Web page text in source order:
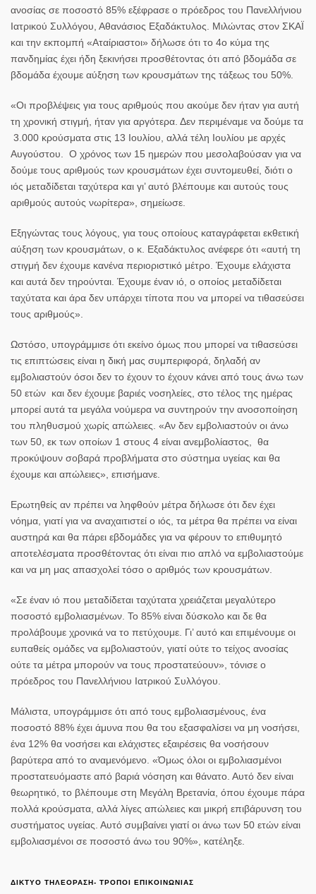
ανοσίας σε ποσοστό 85% εξέφρασε ο πρόεδρος του Πανελλήνιου
Ιατρικού Συλλόγου, Αθανάσιος Εξαδάκτυλος. Μιλώντας στον ΣΚΑΪ
και την εκπομπή «Αταίριαστοι» δήλωσε ότι το 4ο κύμα της
πανδημίας έχει ήδη ξεκινήσει προσθέτοντας ότι από βδομάδα σε
βδομάδα έχουμε αύξηση των κρουσμάτων της τάξεως του 50%.
«Οι προβλέψεις για τους αριθμούς που ακούμε δεν ήταν για αυτή
τη χρονική στιγμή, ήταν για αργότερα. Δεν περιμέναμε να δούμε τα
3.000 κρούσματα στις 13 Ιουλίου, αλλά τέλη Ιουλίου με αρχές
Αυγούστου . Ο χρόνος των 15 ημερών που μεσολαβούσαν για να
δούμε τους αριθμούς των κρουσμάτων έχει συντομευθεί, διότι ο
ιός μεταδίδεται ταχύτερα και γι’ αυτό βλέπουμε και αυτούς τους
αριθμούς αυτούς νωρίτερα», σημείωσε.
Εξηγώντας τους λόγους, για τους οποίους καταγράφεται εκθετική
αύξηση των κρουσμάτων, ο κ. Εξαδάκτυλος ανέφερε ότι «αυτή τη
στιγμή δεν έχουμε κανένα περιοριστικό μέτρο. Έχουμε ελάχιστα
και αυτά δεν τηρούνται. Έχουμε έναν ιό, ο οποίος μεταδίδεται
ταχύτατα και άρα δεν υπάρχει τίποτα που να μπορεί να τιθασεύσει
τους αριθμούς».
Ωστόσο, υπογράμμισε ότι εκείνο όμως που μπορεί να τιθασεύσει
τις επιπτώσεις είναι η δική μας συμπεριφορά, δηλαδή αν
εμβολιαστούν όσοι δεν το έχουν το έχουν κάνει από τους άνω των
50 ετών και δεν έχουμε βαριές νοσηλείες, στο τέλος της ημέρας
μπορεί αυτά τα μεγάλα νούμερα να συντηρούν την ανοσοποίηση
του πληθυσμού χωρίς απώλειες. «Αν δεν εμβολιαστούν οι άνω
των 50, εκ των οποίων 1 στους 4 είναι ανεμβολίαστος, θα
προκύψουν σοβαρά προβλήματα στο σύστημα υγείας και θα
έχουμε και απώλειες», επισήμανε.
Ερωτηθείς αν πρέπει να ληφθούν μέτρα δήλωσε ότι δεν έχει
νόημα, γιατί για να αναχαιτιστεί ο ιός, τα μέτρα θα πρέπει να είναι
αυστηρά και θα πάρει εβδομάδες για να φέρουν το επιθυμητό
αποτελέσματα προσθέτοντας ότι είναι πιο απλό να εμβολιαστούμε
και να μη μας απασχολεί τόσο ο αριθμός των κρουσμάτων.
«Σε έναν ιό που μεταδίδεται ταχύτατα χρειάζεται μεγαλύτερο
ποσοστό εμβολιασμένων . Το 85% είναι δύσκολο και δε θα
προλάβουμε χρονικά να το πετύχουμε. Γι’ αυτό και επιμένουμε οι
ευπαθείς ομάδες να εμβολιαστούν, γιατί ούτε το τείχος ανοσίας
ούτε τα μέτρα μπορούν να τους προστατεύουν», τόνισε ο
πρόεδρος του Πανελλήνιου Ιατρικού Συλλόγου.
Μάλιστα, υπογράμμισε ότι από τους εμβολιασμένους, ένα
ποσοστό 88% έχει άμυνα που θα του εξασφαλίσει να μη νοσήσει,
ένα 12% θα νοσήσει και ελάχιστες εξαιρέσεις θα νοσήσουν
βαρύτερα από το αναμενόμενο. «Όμως όλοι οι εμβολιασμένοι
προστατευόμαστε από βαριά νόσηση και θάνατο. Αυτό δεν είναι
θεωρητικό, το βλέπουμε στη Μεγάλη Βρετανία, όπου έχουμε πάρα
πολλά κρούσματα, αλλά λίγες απώλειες και μικρή επιβάρυνση του
συστήματος υγείας. Αυτό συμβαίνει γιατί οι άνω των 50 ετών είναι
εμβολιασμένοι σε ποσοστό άνω του 90%», κατέληξε.
ΔΙΚΤΥΟ ΤΗΛΕΟΡΑΣΗ- ΤΡΟΠΟΙ ΕΠΙΚΟΙΝΩΝΙΑΣ